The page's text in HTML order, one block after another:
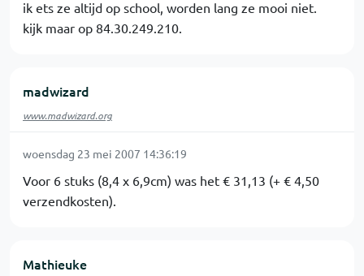
ik ets ze altijd op school, worden lang ze mooi niet.
kijk maar op 84.30.249.210.
madwizard
www.madwizard.org
woensdag 23 mei 2007 14:36:19
Voor 6 stuks (8,4 x 6,9cm) was het € 31,13 (+ € 4,50
verzendkosten).
Mathieuke